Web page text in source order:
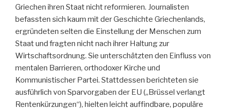
Griechen ihren Staat nicht reformieren. Journalisten
befassten sich kaum mit der Geschichte Griechenlands,
ergründeten selten die Einstellung der Menschen zum
Staat und fragten nicht nach ihrer Haltung zur
Wirtschafts­ordnung. Sie unterschätzten den Einfluss von
mentalen Barrieren, orthodoxer Kirche und
Kommunistischer Partei. Stattdessen berichteten sie
ausführlich von Sparvorgaben der EU („Brüssel verlangt
Rentenkürzungen“), hielten leicht auffindbare, populäre